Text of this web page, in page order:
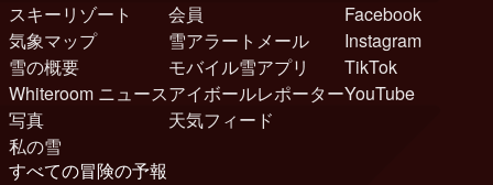
スキーリゾート
気象マップ
雪の概要
Whiteroom ニュース
写真
私の雪
会員
雪アラートメール
モバイル雪アプリ
アイボールレポーター
天気フィード
Facebook
Instagram
TikTok
YouTube
すべての冒険の予報